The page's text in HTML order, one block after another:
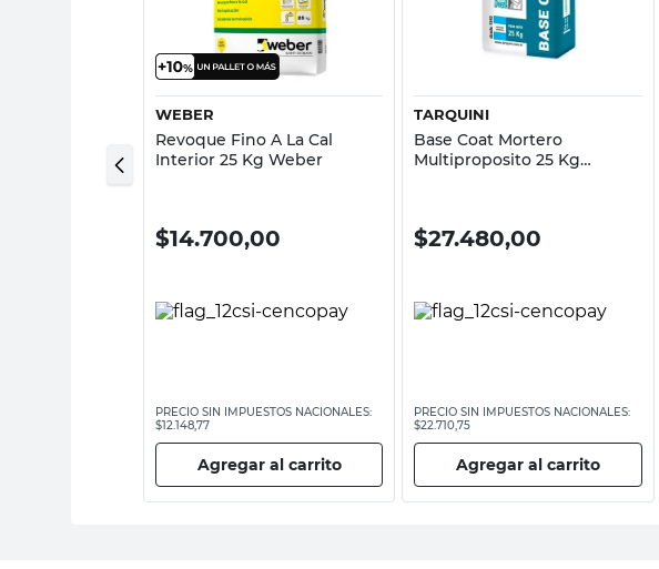
Vista rápida
WEBER
Revoque Fino A La Cal
Interior 25 Kg Weber
$14.700,00
PRECIO SIN IMPUESTOS NACIONALES:
$12.148,77
Agregar al carrito
Vista rápida
TARQUINI
Base Coat Mortero
Multiproposito 25 Kg
$27.480,00
PRECIO SIN IMPUESTOS NACIONALES:
$22.710,75
Agregar al carrito